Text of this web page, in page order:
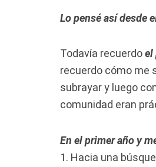
Lo pensé así desde
Todavía recuerdoel
recuerdo cómo me
subrayar y luego
comunidad eran
En el primer año y
1. Hacia una